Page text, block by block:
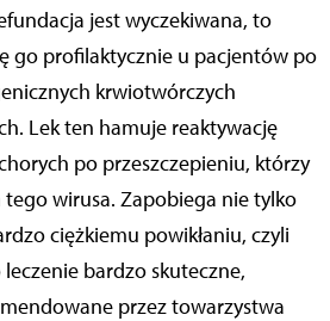
jest wyczekiwana, to
go profilaktycznie u pacjentów po
krwiotwórczych
Lek ten hamuje reaktywację
po przeszczepieniu, którzy
wirusa. Zapobiega nie tylko
ciężkiemu powikłaniu, czyli
bardzo skuteczne,
przez towarzystwa